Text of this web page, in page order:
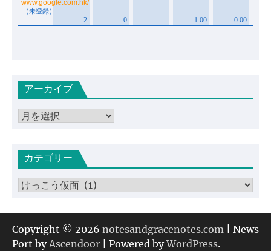
アーカイブ
ア
イカテゴリー
カ
ゴ
リ
ー
Copyright © 2026 notesandgracenotes.com | News
Port byAscendoor | Powered byWordPress.